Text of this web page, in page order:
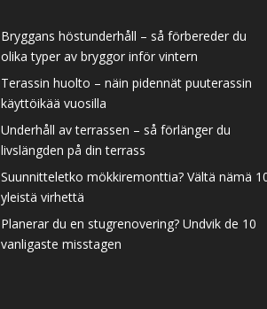
Bryggans höstunderhåll – så förbereder du
olika typer av bryggor inför vintern
Terassin huolto – näin pidennät puuterassin
käyttöikää vuosilla
Underhåll av terrassen – så förlänger du
livslängden på din terrass
Suunnitteletko mökkiremonttia? Vältä nämä
yleistä virhettä
Planerar du en stugrenovering? Undvik de 10
vanligaste misstagen